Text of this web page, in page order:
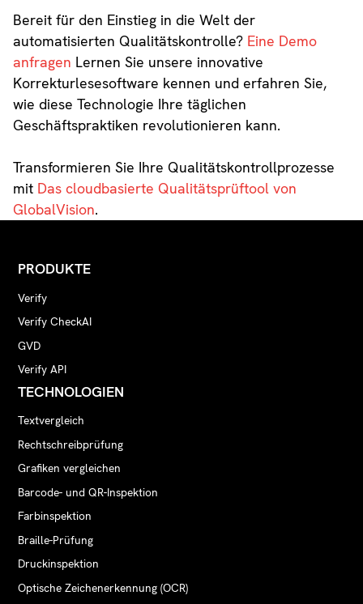
Bereit für den Einstieg in die Welt der
automatisierten Qualitätskontrolle? Eine Demo
anfragen Lernen Sie unsere innovative
Korrekturlesesoftware kennen und erfahren Sie,
wie diese Technologie Ihre täglichen
Geschäftspraktiken revolutionieren kann.
Transformieren Sie Ihre Qualitätskontrollprozesse
mitDas cloudbasierte Qualitätsprüftool von
GlobalVision.
PRODUKTE
Verify
Verify CheckAI
GVD
Verify API
TECHNOLOGIEN
Textvergleich
Rechtschreibprüfung
Grafiken vergleichen
Barcode- und QR-Inspektion
Farbinspektion
Braille-Prüfung
Druckinspektion
Optische Zeichenerkennung (OCR)